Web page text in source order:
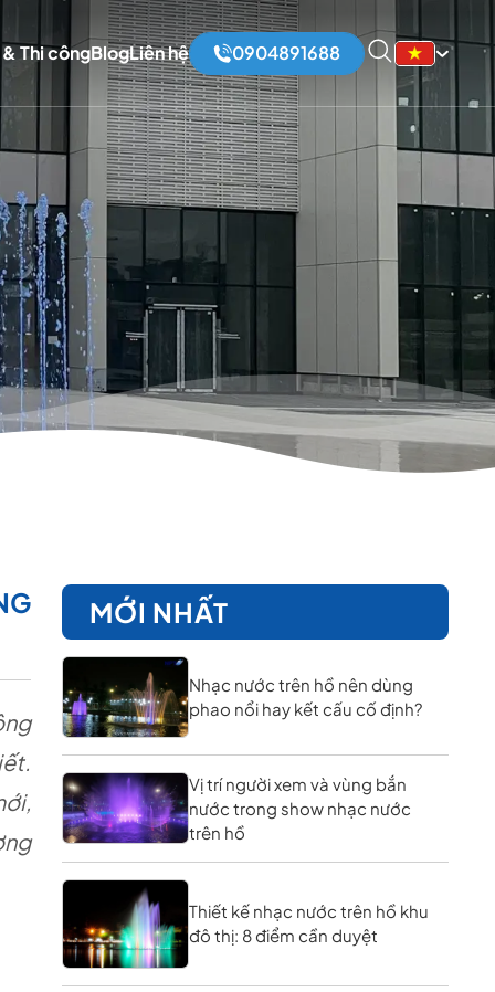
Thi côngBlogLiên hệ 0904891688
MỚI NHẤT
Nhạc nước trên hồ nên dùng
phao nổi hay kết cấu cố định?
Vị trí người xem và vùng bắn
nước trong show nhạc nước
trên hồ
Thiết kế nhạc nước trên hồ khu
đô thị: 8 điểm cần duyệt